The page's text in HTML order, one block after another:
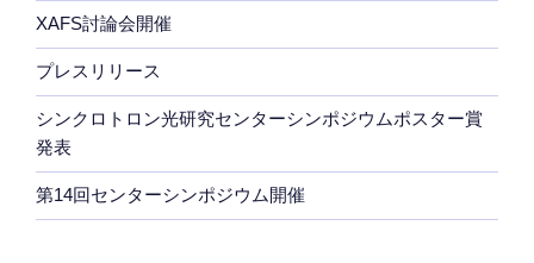
XAFS討論会開催
プレスリリース
シンクロトロン光研究センターシンポジウムポスター賞
発表
第14回センターシンポジウム開催